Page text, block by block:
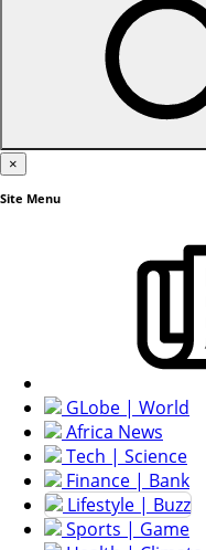
×
Site Menu
GLobe | World
Africa News
Tech | Science
Finance | Bank
Lifestyle | Buzz
Sports | Game